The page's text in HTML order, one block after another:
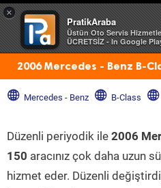
×
PratikAraba
Üstün Oto Servis
ÜCRETSİZ - In Google
2006 Mercedes - Benz B-
Mercedes - Benz B-Class
Düzenli periyodik ile 2006
150 aracınız çok daha uzun
hizmet eder. Düzenli